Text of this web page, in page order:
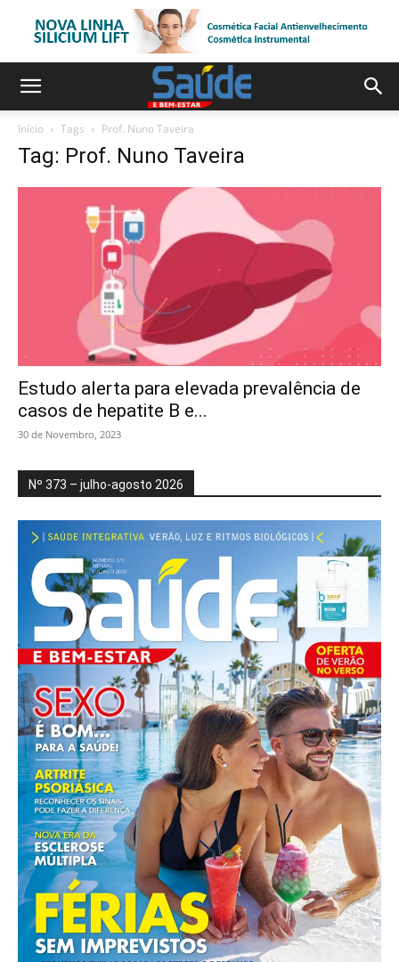
Início Tags Prof. Nuno Taveira
Tag: Prof. Nuno Taveira
Estudo alerta para elevada prevalência de
casos de hepatite B e...
30 de Novembro, 2023
Nº 373 – julho-agosto 2026